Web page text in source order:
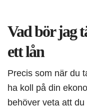
Vad bör jag
ett lån
Precis som när du
ha koll på din
behöver veta att